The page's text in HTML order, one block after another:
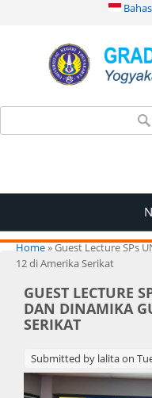
Search form
You are here
Home» Guest Lecture SPs
12 di Amerika Serikat
GUEST LECTURE
DAN DINAMIKA
SERIKAT
Submitted by lalitaon